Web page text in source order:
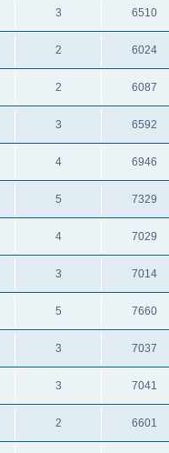
3 6510
2 6024
2 6087
3 6592
4 6946
5 7329
4 7029
3 7014
5 7660
3 7037
3 7041
2 6601